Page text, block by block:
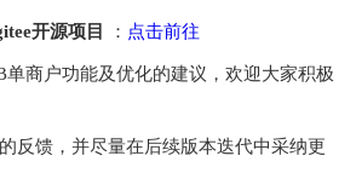
开源项目 ： 点击前往
单商户功能及优化的建议，欢迎大家积极
反馈，并尽量在后续版本迭代中采纳更